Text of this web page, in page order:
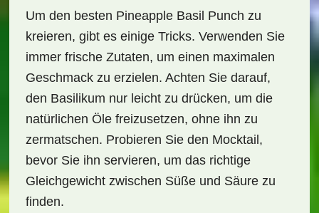
Um den besten Pineapple Basil Punch zu
kreieren, gibt es einige Tricks. Verwenden Sie
immer frische Zutaten, um einen maximalen
Geschmack zu erzielen. Achten Sie darauf,
den Basilikum nur leicht zu drücken, um die
natürlichen Öle freizusetzen, ohne ihn zu
zermatschen. Probieren Sie den Mocktail,
bevor Sie ihn servieren, um das richtige
Gleichgewicht zwischen Süße und Säure zu
finden.